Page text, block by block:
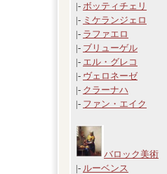
|- ボッティチェリ
|- ミケランジェロ
|- ラファエロ
|- ブリューゲル
|- エル・グレコ
|- ヴェロネーゼ
|- クラーナハ
|- ファン・エイク
バロック美術
|- ルーベンス